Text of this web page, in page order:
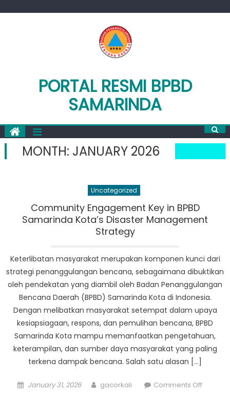
PORTAL RESMI BPBD
SAMARINDA
MONTH: JANUARY 2026
Uncategorized
Community Engagement Key in BPBD
Samarinda Kota’s Disaster Management
Strategy
Keterlibatan masyarakat merupakan komponen kunci dari
strategi penanggulangan bencana, sebagaimana dibuktikan
oleh pendekatan yang diambil oleh Badan Penanggulangan
Bencana Daerah (BPBD) Samarinda Kota di Indonesia.
Dengan melibatkan masyarakat setempat dalam upaya
kesiapsiagaan, respons, dan pemulihan bencana, BPBD
Samarinda Kota mampu memanfaatkan pengetahuan,
keterampilan, dan sumber daya masyarakat yang paling
terkena dampak bencana. Salah satu alasan […]
Posted
January 31, 2026 Author
gacorkali Comments Offon